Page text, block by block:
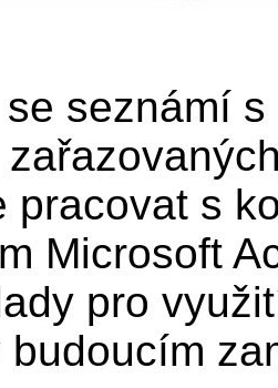
seznámí
pracovat s
Microsoft
pro
budoucím